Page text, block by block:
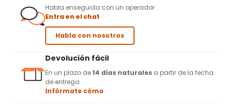
Habla enseguida con un operador
Entra en el chat
Habla con nosotros
Devolución fácil
En un plazo de14 días naturales a partir de la fecha
de entrega
Infórmate cómo